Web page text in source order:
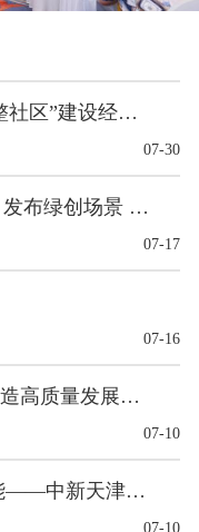
全市唯一！中新天津生态城“完整社区”建设经验获全国推广
07-30
生态城赴京推介发力“双碳”赛道 发布绿创场景 多项合作成果落地
07-17
07-16
中新天津生态城北部区域加快塑造高质量发展新优势
07-10
绿色创新强产业 低碳发展蓄动能——中新天津生态城塑造高质量发展新优势
07-10